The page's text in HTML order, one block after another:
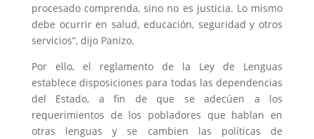
procesado comprenda, sino no es justicia. Lo mismo
debe ocurrir en salud, educación, seguridad y otros
servicios”, dijo Panizo.
Por ello, el reglamento de la Ley de Lenguas
establece disposiciones para todas las dependencias
del Estado, a fin de que se adecúen a los
requerimientos de los pobladores que hablan en
otras lenguas y se cambien las políticas de